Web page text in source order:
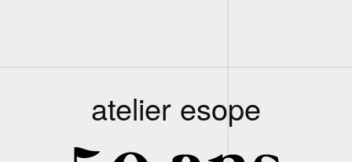
atelier esope